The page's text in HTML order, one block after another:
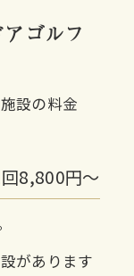
ゴルフ
設の料金
8,800円〜
があります